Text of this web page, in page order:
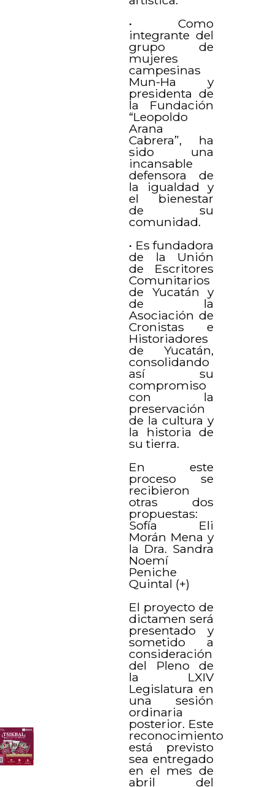
• Como
integrante del
grupo de
mujeres
campesinas
Mun-Ha y
presidenta de
la Fundación
“Leopoldo
Arana
Cabrera”, ha
sido una
incansable
defensora de
la igualdad y
el bienestar
de su
comunidad.
• Es fundadora
de la Unión
de Escritores
Comunitarios
de Yucatán y
de la
Asociación de
Cronistas e
Historiadores
de Yucatán,
consolidando
así su
compromiso
con la
preservación
de la cultura y
la historia de
su tierra.
En este
proceso se
recibieron
otras dos
propuestas:
Sofía Eli
Morán Mena y
la Dra. Sandra
Noemí
Peniche
Quintal (+)
El proyecto de
dictamen será
presentado y
sometido a
consideración
del Pleno de
la LXIV
Legislatura en
una sesión
ordinaria
posterior. Este
reconocimiento
está previsto
sea entregado
en el mes de
abril del